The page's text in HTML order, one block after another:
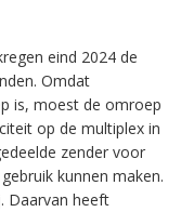
eind 2024 de
Omdat
is, moest de omroep
op de multiplex in
zender voor
kunnen maken.
Daarvan heeft